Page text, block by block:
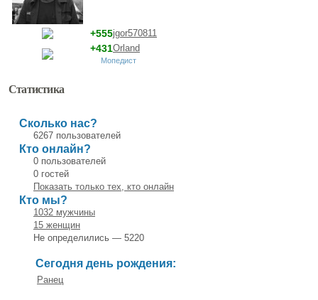
jgor570811
+555
Orland
+431
Мопедист
Статистика
Сколько нас?
6267 пользователей
Кто онлайн?
0 пользователей
0 гостей
Показать только тех, кто онлайн
Кто мы?
1032 мужчины
15 женщин
Не определились — 5220
Сегодня день рождения:
Ранец